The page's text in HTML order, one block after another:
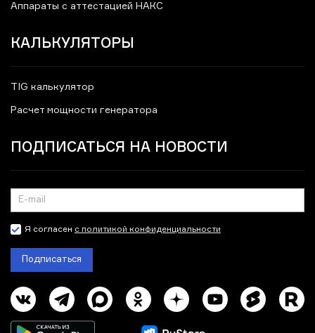
Аппараты с аттестацией НАКС
КАЛЬКУЛЯТОРЫ
TIG калькулятор
Расчет мощности генератора
ПОДПИСАТЬСЯ НА НОВОСТИ
Я согласен с политикой конфиденциальности
Подписаться